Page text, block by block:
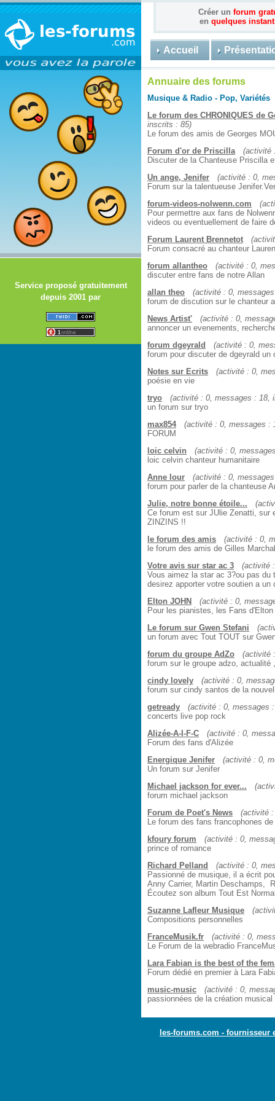
Service proposé gratuitement
depuis 2001 par
Créer un forum
en quelques
Accueil
Annuaire des forums
Musique & Radio - Pop, Variétés
Le forum des CHRONIQUES de
inscrits : 85)
Le forum des amis de Georges
Forum d'or de Priscilla
(activité
Discuter de la Chanteuse Priscilla
Un ange, Jenifer
(activité : 0,
Forum sur la talentueuse
forum-videos-nolwenn.com
Pour permettre aux fans de
videos ou eventuellement de faire
Forum Laurent Brennetot
Forum consacré au chanteur
forum allantheo
(activité : 0,
discuter entre fans de notre Allan
allan theo
(activité : 0,
forum de discution sur le chanteur
News Artist'
(activité : 0,
annoncer un evenements,
forum dgeyrald
(activité : 0,
forum pour discuter de dgeyrald un
Notes sur Ecrits
(activité : 0,
poésie en vie
tryo
(activité : 0, messages : 18,
un forum sur tryo
max854
(activité : 0, messages :
FORUM
loic celvin
(activité : 0,
loic celvin chanteur humanitaire
Anne lour
(activité : 0,
forum pour parler de la chanteuse
Julie, notre bonne étoile...
Ce forum est sur JUlie Zenatti, sur
ZINZINS !!
le forum des amis
(activité : 0,
le forum des amis de Gilles Marchal
Votre avis sur star ac 3
(activité
Vous aimez la star ac 3?ou pas du
desirez apporter votre soutien a un
Elton JOHN
(activité : 0,
Pour les pianistes, les Fans
Le forum sur Gwen Stefani
un forum avec Tout TOUT sur
forum du groupe AdZo
(activité
forum sur le groupe adzo, actualité
cindy lovely
(activité : 0,
forum sur cindy santos de la
getready
(activité : 0, messages
concerts live pop rock
Alizée-A-I-F-C
(activité : 0,
Forum des fans d'Alizée
Energique Jenifer
(activité : 0,
Un forum sur Jenifer
Michael jackson for ever...
forum michael jackson
Forum de Poet's News
(activité
Le forum des fans francophones
kfoury forum
(activité : 0,
prince of romance
Richard Pelland
(activité : 0,
Passionné de musique, il a écrit
Anny Carrier, Martin Deschamps,
Écoutez son album Tout Est
Suzanne Lafleur Musique
Compositions personnelles
FranceMusik.fr
(activité : 0,
Le Forum de la webradio
Lara Fabian is the best of the
Forum dédié en premier à Lara
music-music
(activité : 0,
passionnées de la création musical
les-forums.com -